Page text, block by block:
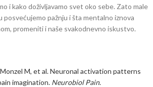
i kako doživljavamo svet oko sebe. Zato male
posvećujemo pažnju i šta mentalno iznova
promeniti i naše svakodnevno iskustvo.
M, et al. Neuronal activation patterns
imagination. Neurobiol Pain.